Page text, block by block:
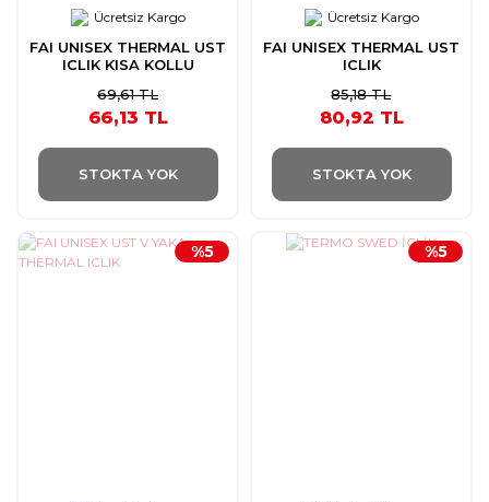
Ücretsiz Kargo
FAI UNISEX THERMAL UST
ICLIK KISA KOLLU
69,61 TL
66,13 TL
STOKTA YOK
Ücretsiz Kargo
FAI UNISEX THERMAL UST
ICLIK
85,18 TL
80,92 TL
STOKTA YOK
%5 %5